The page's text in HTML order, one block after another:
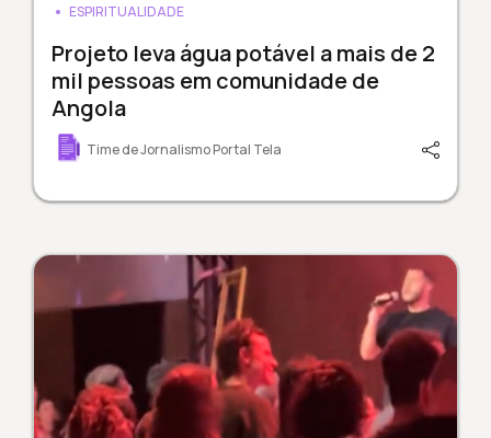
ESPIRITUALIDADE
Projeto leva água potável a mais de 2
mil pessoas em comunidade de
Angola
Time de Jornalismo Portal Tela